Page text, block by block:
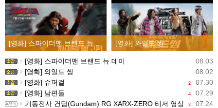
[영화] 와일드 씽
08.03
[영화] 스파이더맨 브랜드 뉴 데이
08.02
[영화] 와일드 씽
2 07.30
[영화] 슈퍼걸
4 07.29
[영화] 남편들
2 07.24
기동전사 건담(Gundam) RG XARX-ZERO 티저 영상